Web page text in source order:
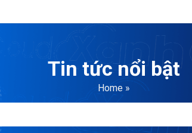
Tin tức nổi bật
Home»